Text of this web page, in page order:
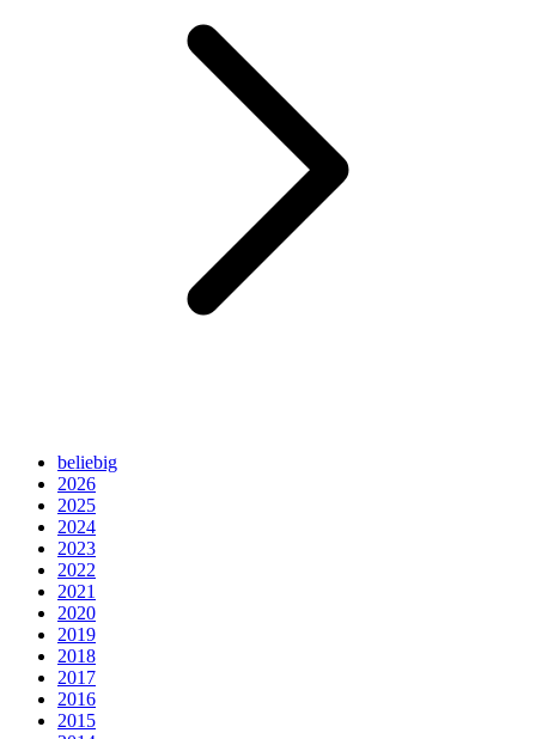
beliebig
2026
2025
2024
2023
2022
2021
2020
2019
2018
2017
2016
2015